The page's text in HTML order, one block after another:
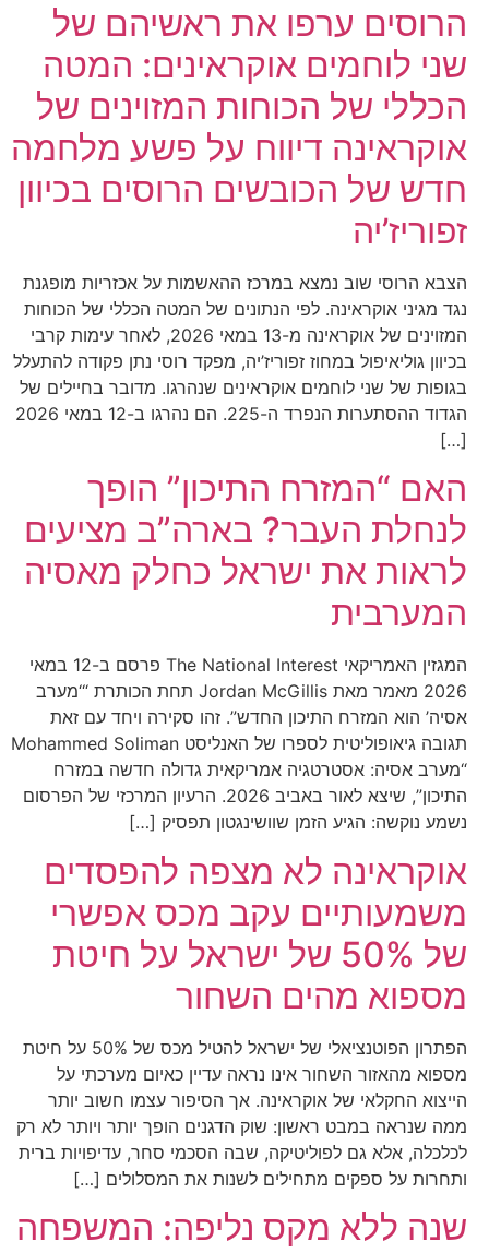
הרוסים ערפו את ראשיהם של
שני לוחמים אוקראינים: המטה
הכללי של הכוחות המזוינים של
אוקראינה דיווח על פשע מלחמה
חדש של הכובשים הרוסים בכיוון
זפוריז’יה
הצבא הרוסי שוב נמצא במרכז ההאשמות על אכזריות מופגנת
נגד מגיני אוקראינה. לפי הנתונים של המטה הכללי של הכוחות
המזוינים של אוקראינה מ-13 במאי 2026, לאחר עימות קרבי
בכיוון גוליאיפול במחוז זפוריז’יה, מפקד רוסי נתן פקודה להתעלל
בגופות של שני לוחמים אוקראינים שנהרגו. מדובר בחיילים של
הגדוד ההסתערות הנפרד ה-225. הם נהרגו ב-12 במאי 2026
[…]
האם “המזרח התיכון” הופך
לנחלת העבר? בארה”ב מציעים
לראות את ישראל כחלק מאסיה
המערבית
המגזין האמריקאי The National Interest פרסם ב-12 במאי
2026 מאמר מאת Jordan McGillis תחת הכותרת “‘מערב
אסיה’ הוא המזרח התיכון החדש”. זהו סקירה ויחד עם זאת
תגובה גיאופוליטית לספרו של האנליסט Mohammed Soliman
“מערב אסיה: אסטרטגיה אמריקאית גדולה חדשה במזרח
התיכון”, שיצא לאור באביב 2026. הרעיון המרכזי של הפרסום
נשמע נוקשה: הגיע הזמן שוושינגטון תפסיק […]
אוקראינה לא מצפה להפסדים
משמעותיים עקב מכס אפשרי
של 50% של ישראל על חיטת
מספוא מהים השחור
הפתרון הפוטנציאלי של ישראל להטיל מכס של 50% על חיטת
מספוא מהאזור השחור אינו נראה עדיין כאיום מערכתי על
הייצוא החקלאי של אוקראינה. אך הסיפור עצמו חשוב יותר
ממה שנראה במבט ראשון: שוק הדגנים הופך יותר ויותר לא רק
לכלכלה, אלא גם לפוליטיקה, שבה הסכמי סחר, עדיפויות ברית
ותחרות על ספקים מתחילים לשנות את המסלולים […]
שנה ללא מקס נליפה: המשפחה